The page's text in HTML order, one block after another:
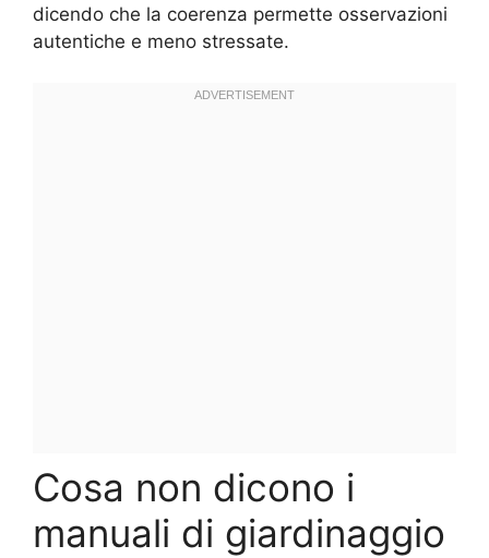
dicendo che la coerenza permette osservazioni
autentiche e meno stressate.
Cosa non dicono i
manuali di giardinaggio